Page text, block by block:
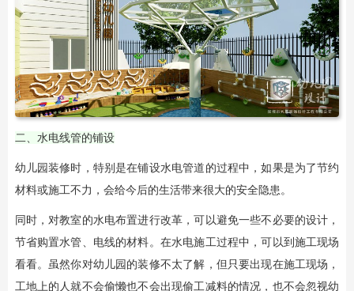
二、水电线管的铺设
幼儿园装修时，特别是在铺设水电管道的过程中，如果是为了节约
材料或施工不力，会给今后的生活带来很大的安全隐患。
同时，对教室的水电布置进行改革，可以避免一些不必要的设计，
节省购置水管、电线的材料。在水电施工过程中，可以到施工现场
看看。虽然你对幼儿园的装修不太了解，但只要出现在施工现场，
工地上的人就不会偷懒也不会出现偷工减料的情况，也不会忽视幼